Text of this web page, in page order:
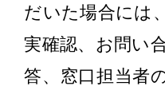
だいた場合には
実確認、お問い
答、窓口担当者